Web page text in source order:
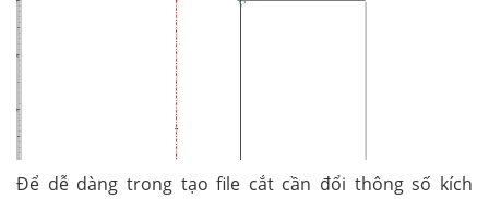
Để dễ dàng trong tạo file cắt cần đổi thông số kích